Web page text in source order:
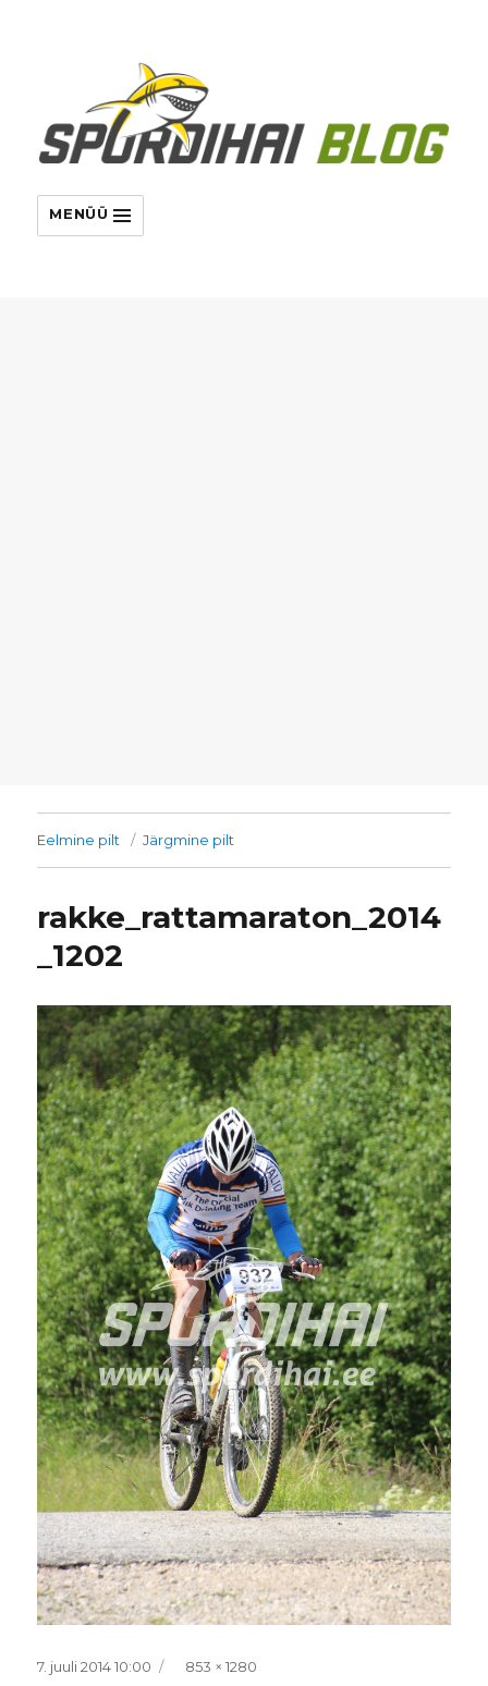
MENÜÜ
Eelmine pilt Järgmine pilt
rakke_rattamaraton_2014
_1202
Postitatud
7. juuli 2014 10:00 Täissuurus
853 × 1280